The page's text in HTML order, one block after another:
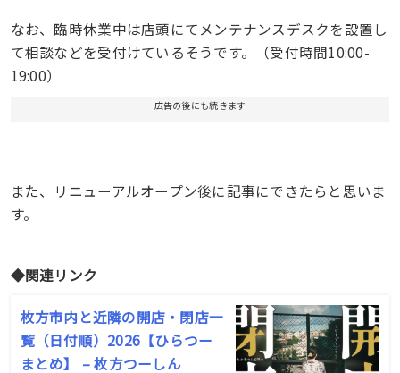
なお、臨時休業中は店頭にてメンテナンスデスクを設置し
て相談などを受付けているそうです。（受付時間10:00-
19:00）
広告の後にも続きます
また、リニューアルオープン後に記事にできたらと思いま
す。
◆関連リンク
枚方市内と近隣の開店・閉店一
覧（日付順）2026【ひらつー
まとめ】 – 枚方つーしん